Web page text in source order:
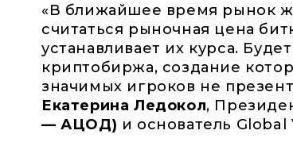
«В ближайшее время рынок
считаться рыночная цена
устанавливает их курса.
криптобиржа, создание
значимых игроков не
Екатерина Ледокол,
— АЦОД) и основатель